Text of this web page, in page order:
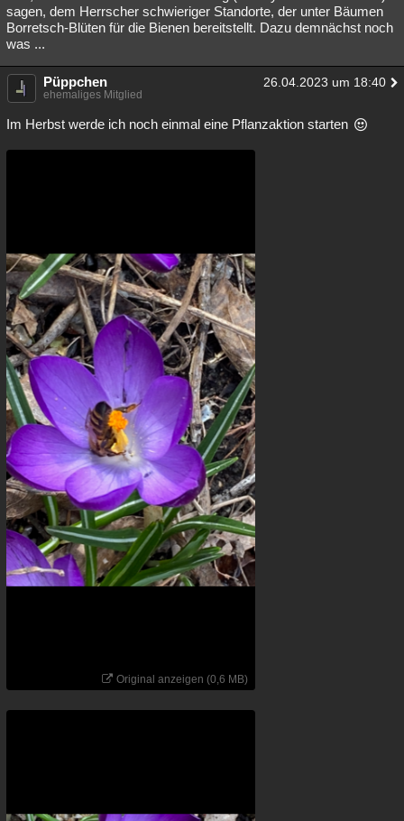
sagen, dem Herrscher schwieriger Standorte, der unter Bäumen
Borretsch-Blüten für die Bienen bereitstellt. Dazu demnächst noch
was ...
Püppchen 26.04.2023 um 18:40
ehemaliges Mitglied
Im Herbst werde ich noch einmal eine Pflanzaktion starten
Original anzeigen (0,6 MB)